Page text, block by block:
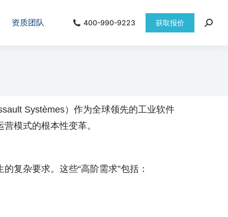
资质团队 400-990-9223 获取报价
Systèmes）作为全球领先的工业软件
模式的根本性变革。
复杂要求。这些“高阶需求”包括：